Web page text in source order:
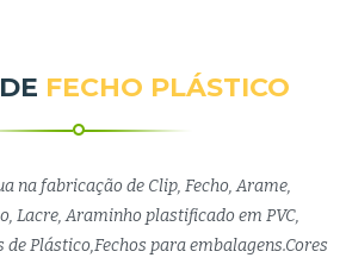
FECHO PLÁSTICO
na fabricação de Clip, Fecho, Arame,
Lacre, Araminho plastificado em PVC,
Plástico,Fechos para embalagens.Cores